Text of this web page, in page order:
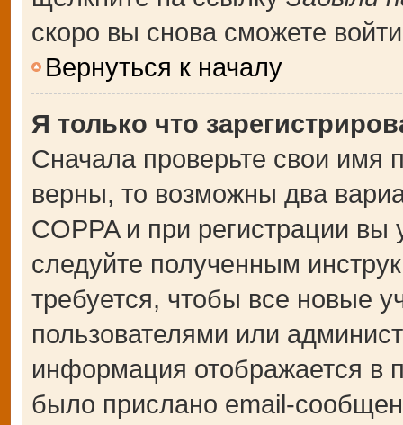
скоро вы снова сможете
Вернуться к началу
Я только что
Сначала проверьте свои имя
верны, то возможны два
COPPA и при регистрации вы
следуйте полученным
требуется, чтобы все новые
пользователями или
информация отображается в
было прислано email-